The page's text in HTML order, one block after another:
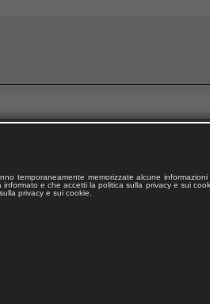
urbanizzati
temporaneamente memorizzate alcune informazioni
e che accetti la politica sulla privacy e sui
privacy e sui cookie.